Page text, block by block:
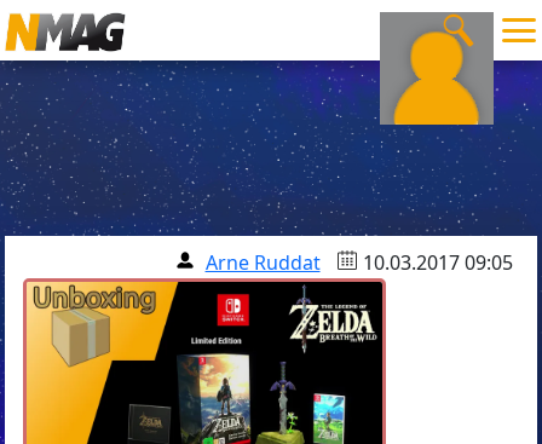
Arne Ruddat 10.03.2017 09:05